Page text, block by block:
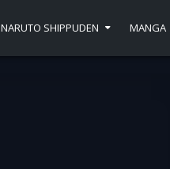
NARUTO SHIPPUDEN MANGA